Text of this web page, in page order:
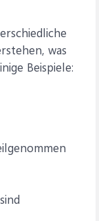
was
Beispiele: